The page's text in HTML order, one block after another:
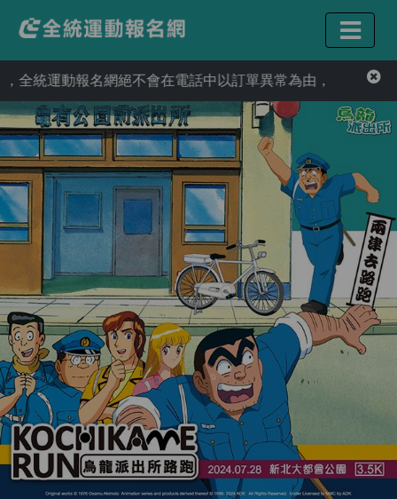
名網絕不會在電話中以訂單異常為由，要求您提供信用卡